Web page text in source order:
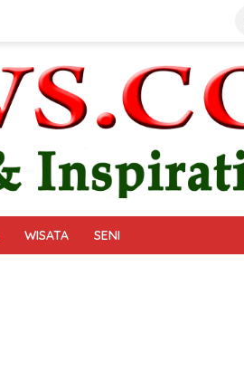
WISATA SENI